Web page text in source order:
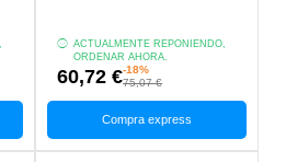
ACTUALMENTE REPONIENDO,
ORDENAR AHORA.
60,72 €-18%
75,07 €
Compra express